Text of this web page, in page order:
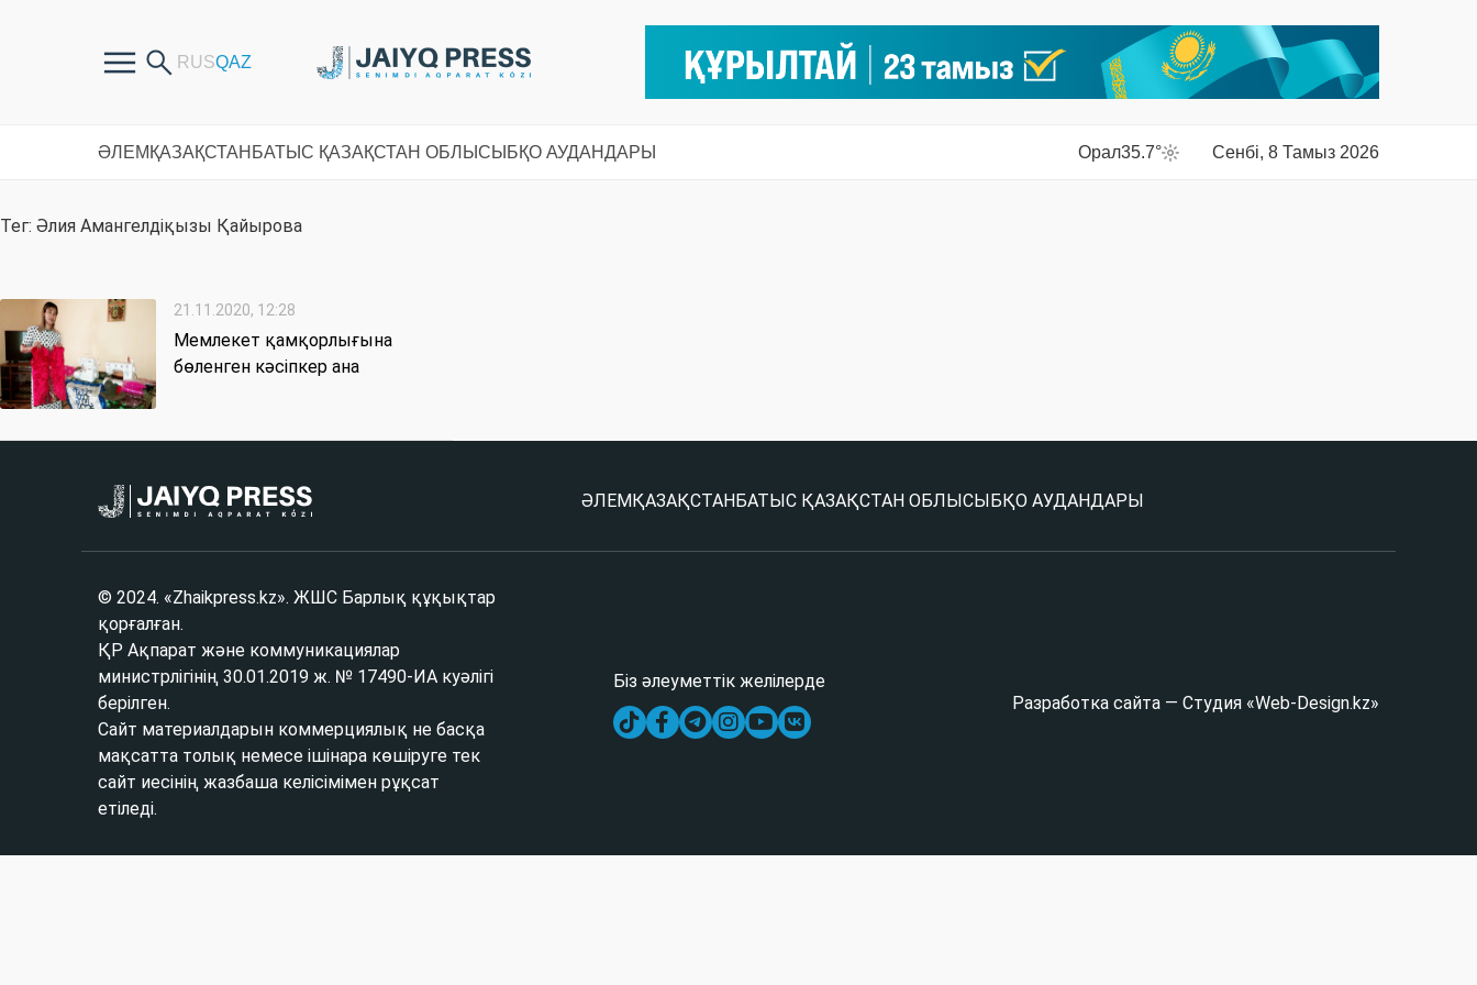
ӘЛЕМ ҚАЗАҚСТАН БАТЫС ҚАЗАҚСТАН ОБЛЫСЫ БҚО АУДАНДАРЫ Орал35.7° Сенбі, 8 Тамыз 2026
Тег: Әлия Амангелдіқызы Қайырова
21.11.2020, 12:28
Мемлекет қамқорлығына
бөленген кәсіпкер ана
ӘЛЕМ ҚАЗАҚСТАН БАТЫС ҚАЗАҚСТАН ОБЛЫСЫ БҚО АУДАНДАРЫ
© 2024. «Zhaikpress.kz». ЖШС Барлық құқықтар
қорғалған.
ҚР Ақпарат және коммуникациялар
министрлігінің 30.01.2019 ж. № 17490-ИА куәлігі
берілген.
Сайт материалдарын коммерциялық не басқа
мақсатта толық немесе ішінара көшіруге тек
сайт иесінің жазбаша келісімімен рұқсат
етіледі.
Біз әлеуметтік желілерде
Разработка сайта — Студия «Web-Design.kz»